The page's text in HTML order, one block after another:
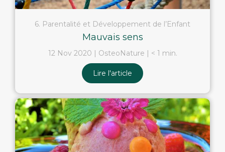
6. Parentalité et Développement de l’Enfant
Mauvais sens
12 Nov 2020 OsteoNature < 1 min.
Lire l'article